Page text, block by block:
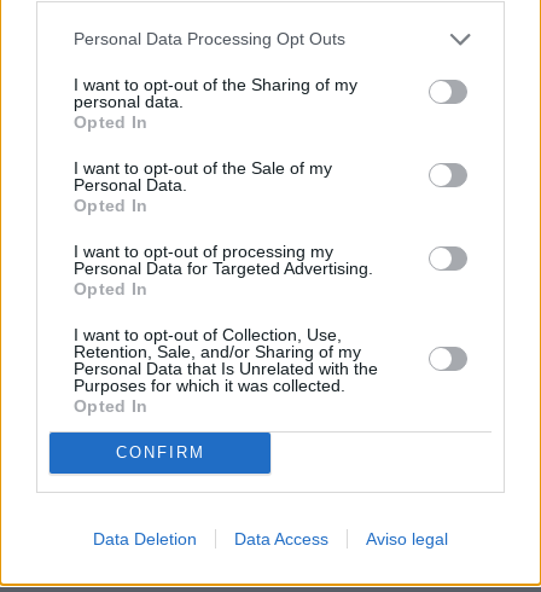
negar su consentimiento. Tenga en cuenta que algún
de su consentimiento, pero usted tiene el derecho de
rechazar tal procesamiento. Sus preferencias se aplicarán
cualquier momento entrando de nuevo en este sitio web o
visitando nuestra política de privacidad.
Personal Data Processing Opt Outs
I want to opt-out of the Sharing of my
personal data.
Opted In
I want to opt-out of the Sale of my
Personal Data.
Opted In
I want to opt-out of processing my
Personal Data for Targeted Advertising.
Opted In
I want to opt-out of Collection, Use,
Retention, Sale, and/or Sharing of my
Personal Data that Is Unrelated with the
Purposes for which it was collected.
Opted In
CONFIRM
Data Deletion Data Access Aviso legal